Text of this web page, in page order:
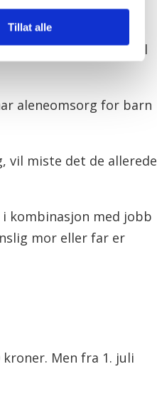
Tillat alle
mor eller far skal
aleneomsorg for barn
vil miste det de allerede
kombinasjon med jobb
mor eller far er
Men fra 1. juli